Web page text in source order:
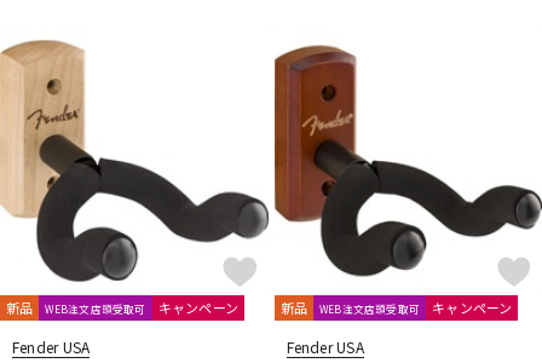
新品 WEB注文店頭受取可 キャンペーン
Fender USA
新品 WEB注文店頭受取可 キャンペーン
Fender USA